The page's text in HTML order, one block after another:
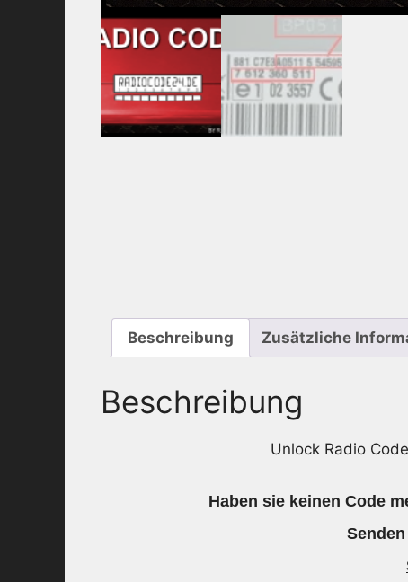
Beschreibung Zusätzliche
Beschreibung
Unlock Radio
Haben sie keinen Code